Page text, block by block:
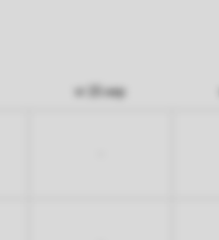
vr 25 sep